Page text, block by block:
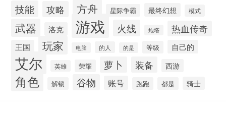
技能 攻略 方舟 星际争霸 最终幻想 模式
武器 洛克 游戏 火线 炮塔 热血传奇
王国 玩家 电脑 的人 的是 等级 自己的
艾尔 英雄 荣耀 萝卜 装备 西游
角色 解锁 谷物 账号 跑跑 都是 骑士